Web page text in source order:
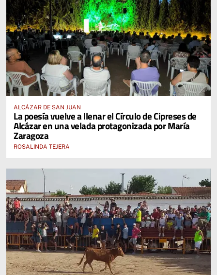
ALCÁZAR DE SAN JUAN
La poesía vuelve a llenar el Círculo de Cipreses de
Alcázar en una velada protagonizada por María
Zaragoza
ROSALINDA TEJERA